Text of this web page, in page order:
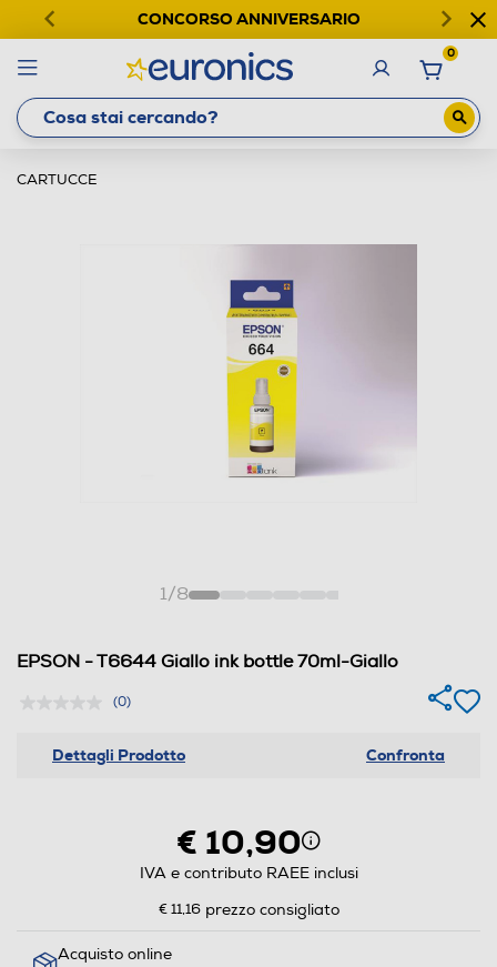
CONCORSO ANNIVERSARIO
0
CARTUCCE
1/8
EPSON - T6644 Giallo ink bottle 70ml-Giallo
(0)
Dettagli Prodotto Confronta
€ 10,90
IVA e contributo RAEE inclusi
€ 11,16 prezzo consigliato
Acquisto online